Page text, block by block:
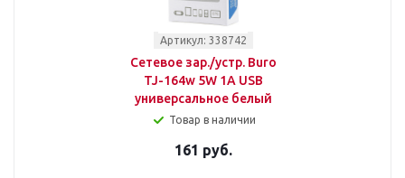
Артикул: 338742
Сетевое зар./устр. Buro
TJ-164w 5W 1A USB
универсальное белый
Товар в наличии
161 руб.